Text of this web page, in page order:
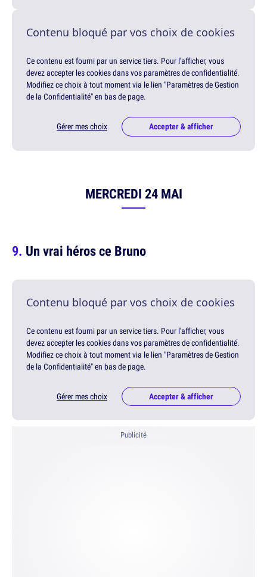
Contenu bloqué par vos choix de cookies
Ce contenu est fourni par un service tiers. Pour l'afficher, vous
devez accepter les cookies dans vos paramètres de confidentialité.
Modifiez ce choix à tout moment via le lien "Paramètres de Gestion
de la Confidentialité" en bas de page.
Gérer mes choix Accepter & afficher
MERCREDI 24 MAI
Un vrai héros ce Bruno
Contenu bloqué par vos choix de cookies
Ce contenu est fourni par un service tiers. Pour l'afficher, vous
devez accepter les cookies dans vos paramètres de confidentialité.
Modifiez ce choix à tout moment via le lien "Paramètres de Gestion
de la Confidentialité" en bas de page.
Gérer mes choix Accepter & afficher
Publicité